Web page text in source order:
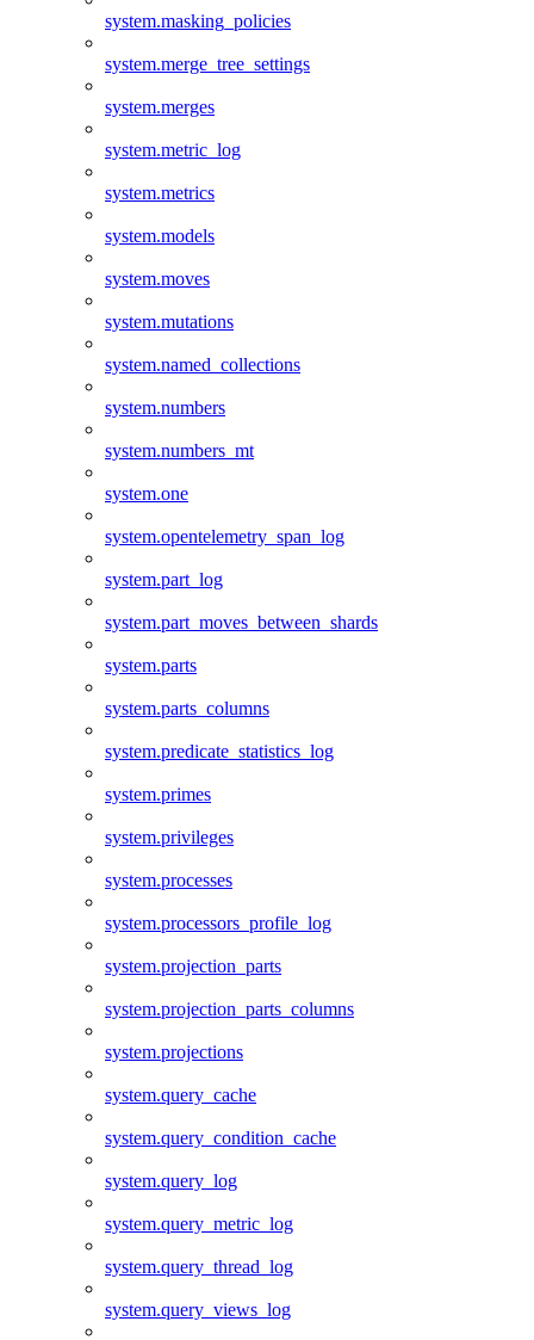
system.masking_policies
system.merge_tree_settings
system.merges
system.metric_log
system.metrics
system.models
system.moves
system.mutations
system.named_collections
system.numbers
system.numbers_mt
system.one
system.opentelemetry_span_log
system.part_log
system.part_moves_between_shards
system.parts
system.parts_columns
system.predicate_statistics_log
system.primes
system.privileges
system.processes
system.processors_profile_log
system.projection_parts
system.projection_parts_columns
system.projections
system.query_cache
system.query_condition_cache
system.query_log
system.query_metric_log
system.query_thread_log
system.query_views_log